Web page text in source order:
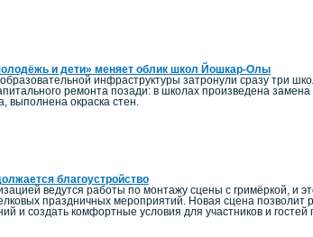
и дети» меняет облик школ Йошкар-Олы
инфраструктуры затронули сразу
ремонта позади: в школах произведена
выполнена окраска стен.
благоустройство
ведутся работы по монтажу сцены с гримёркой, и
праздничных мероприятий. Новая сцена
и создать комфортные условия для участников и гостей